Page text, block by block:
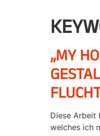
„MY
Diese Arbeit
welches ich